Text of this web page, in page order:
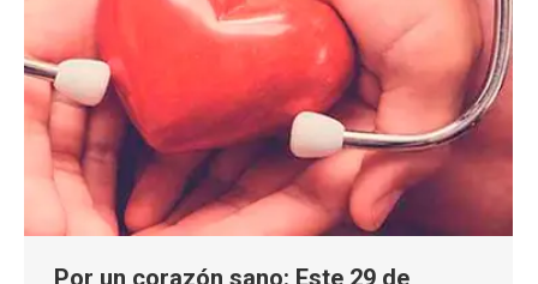
Por un corazón sano: Este 29 de